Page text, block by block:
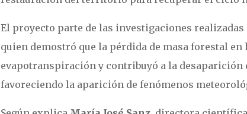
El proyecto parte de las investigaciones realizadas
quien demostró que la pérdida de masa forestal
evapotranspiración y contribuyó a la desaparición
favoreciendo la aparición de fenómenos